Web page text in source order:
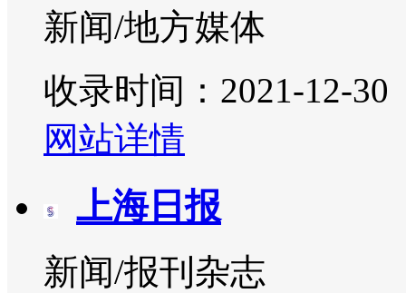
新闻/地方媒体
收录时间：2021-12-30
网站详情
上海日报
新闻/报刊杂志